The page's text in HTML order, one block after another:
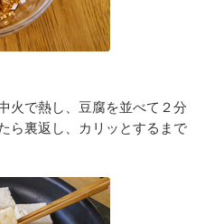
火で熱し、豆腐を並べて２分
ら裏返し、カリッとするまで